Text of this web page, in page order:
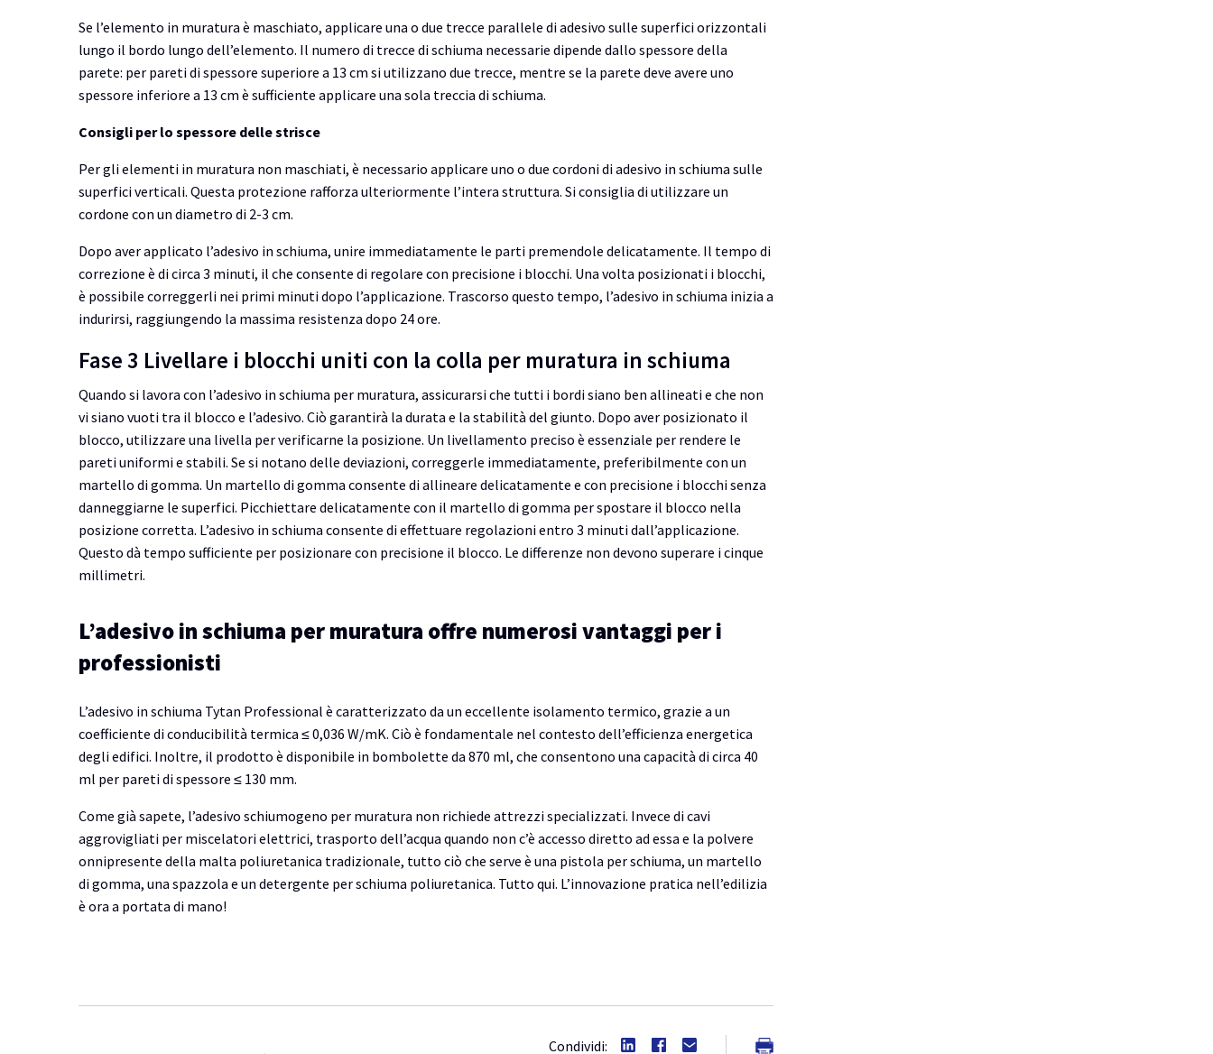
Se l’elemento in muratura è maschiato, applicare una o due trecce parallele di adesivo sulle superfici orizzontali
lungo il bordo lungo dell’elemento. Il numero di trecce di schiuma necessarie dipende dallo spessore della
parete: per pareti di spessore superiore a 13 cm si utilizzano due trecce, mentre se la parete deve avere uno
spessore inferiore a 13 cm è sufficiente applicare una sola treccia di schiuma.
Consigli per lo spessore delle strisce
Per gli elementi in muratura non maschiati, è necessario applicare uno o due cordoni di adesivo in schiuma sulle
superfici verticali. Questa protezione rafforza ulteriormente l’intera struttura. Si consiglia di utilizzare un
cordone con un diametro di 2-3 cm.
Dopo aver applicato l’adesivo in schiuma, unire immediatamente le parti premendole delicatamente. Il tempo di
correzione è di circa 3 minuti, il che consente di regolare con precisione i blocchi. Una volta posizionati i blocchi,
è possibile correggerli nei primi minuti dopo l’applicazione. Trascorso questo tempo, l’adesivo in schiuma inizia a
indurirsi, raggiungendo la massima resistenza dopo 24 ore.
Fase 3 Livellare i blocchi uniti con la colla per muratura in schiuma
Quando si lavora con l’adesivo in schiuma per muratura, assicurarsi che tutti i bordi siano ben allineati e che non
vi siano vuoti tra il blocco e l’adesivo. Ciò garantirà la durata e la stabilità del giunto. Dopo aver posizionato il
blocco, utilizzare una livella per verificarne la posizione. Un livellamento preciso è essenziale per rendere le
pareti uniformi e stabili. Se si notano delle deviazioni, correggerle immediatamente, preferibilmente con un
martello di gomma. Un martello di gomma consente di allineare delicatamente e con precisione i blocchi senza
danneggiarne le superfici. Picchiettare delicatamente con il martello di gomma per spostare il blocco nella
posizione corretta. L’adesivo in schiuma consente di effettuare regolazioni entro 3 minuti dall’applicazione.
Questo dà tempo sufficiente per posizionare con precisione il blocco. Le differenze non devono superare i cinque
millimetri.
L’adesivo in schiuma per muratura offre numerosi vantaggi per i
professionisti
L’adesivo in schiuma Tytan Professional è caratterizzato da un eccellente isolamento termico, grazie a un
coefficiente di conducibilità termica ≤ 0,036 W/mK. Ciò è fondamentale nel contesto dell’efficienza energetica
degli edifici. Inoltre, il prodotto è disponibile in bombolette da 870 ml, che consentono una capacità di circa 40
ml per pareti di spessore ≤ 130 mm.
Come già sapete, l’adesivo schiumogeno per muratura non richiede attrezzi specializzati. Invece di cavi
aggrovigliati per miscelatori elettrici, trasporto dell’acqua quando non c’è accesso diretto ad essa e la polvere
onnipresente della malta poliuretanica tradizionale, tutto ciò che serve è una pistola per schiuma, un martello
di gomma, una spazzola e un detergente per schiuma poliuretanica. Tutto qui. L’innovazione pratica nell’edilizia
è ora a portata di mano!
Condividi: